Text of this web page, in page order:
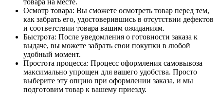
Осмотр товара: Вы сможете осмотреть товар перед тем,
как забрать его, удостоверившись в отсутствии дефектов
и соответствии товара вашим ожиданиям.
Быстрота: После уведомления о готовности заказа к
выдаче, вы можете забрать свои покупки в любой
удобный момент.
Простота процесса: Процесс оформления самовывоза
максимально упрощен для вашего удобства. Просто
выберите эту опцию при оформлении заказа, и мы
подготовим товар к вашему приезду.